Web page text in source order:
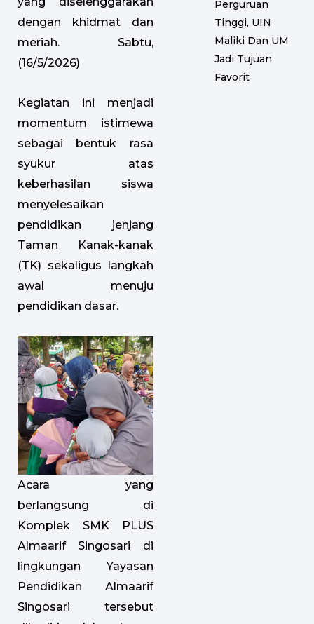
dengan khidmat dan
meriah. Sabtu,
(16/5/2026)
Kegiatan ini menjadi
momentum istimewa
sebagai bentuk rasa
syukur atas
keberhasilan siswa
menyelesaikan
pendidikan jenjang
Taman Kanak-kanak
(TK) sekaligus langkah
awal menuju
pendidikan dasar.
Acara yang
berlangsung di
Komplek SMK PLUS
Almaarif Singosari di
lingkungan Yayasan
Pendidikan Almaarif
Singosari tersebut
Perguruan
Tinggi, UIN
Maliki Dan UM
Jadi Tujuan
Favorit